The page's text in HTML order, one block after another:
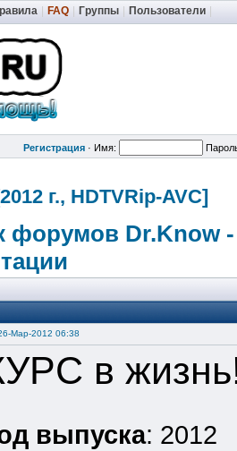
FAQ Группы Пользователи
Регистрация · Имя:
г., HDTVRip-AVC]
форумов Dr.Know
Мар-2012 06:38
в
выпуска: 2012